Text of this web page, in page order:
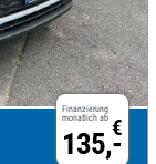
Finanzierung
monatlich ab €
135,-